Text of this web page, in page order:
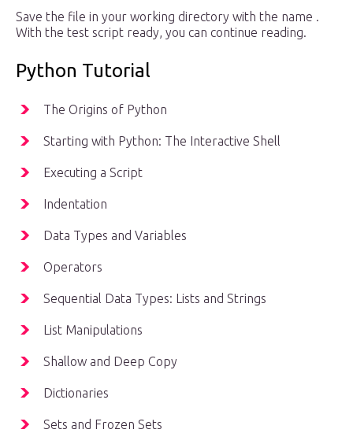
Save the file in your working directory with the name .
With the test script ready, you can continue reading.
Python Tutorial
The Origins of Python
Starting with Python: The Interactive Shell
Executing a Script
Indentation
Data Types and Variables
Operators
Sequential Data Types: Lists and Strings
List Manipulations
Shallow and Deep Copy
Dictionaries
Sets and Frozen Sets